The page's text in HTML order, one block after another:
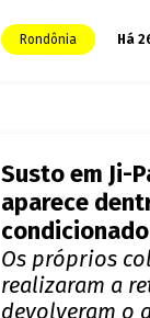
Rondônia Há
Susto em Ji-
aparece
Os próprios
realizaram a
devolveram o